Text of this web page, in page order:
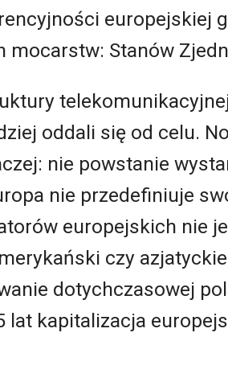
europejskiej
Stanów
oddali się od celu.
nie powstanie
nie przedefiniuje
europejskich nie
czy
dotychczasowej
lat kapitalizacja